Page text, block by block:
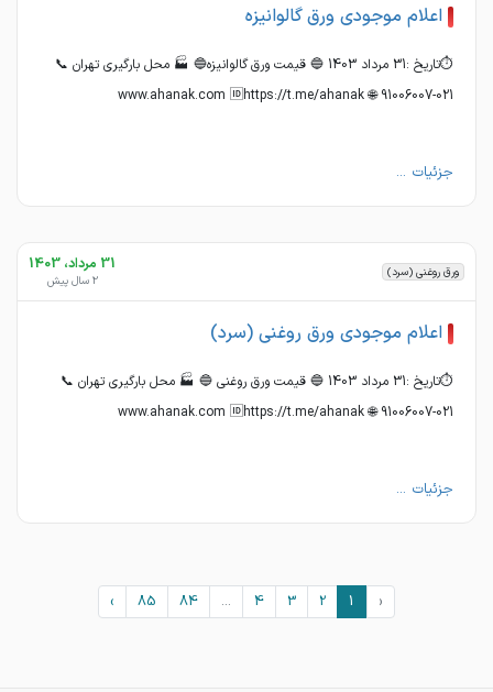
اعلام موجودی ورق گالوانیزه
⏱تاریخ :31 مرداد 1403 🔵 قیمت ورق گالوانیزه🔵 🏭 محل بارگیری تهران 📞
021-91006007 🌐 www.ahanak.com 🆔https://t.me/ahanak
جزئیات ...
ورق روغنی (سرد) 31 مرداد، 1403
2 سال پیش
اعلام موجودی ورق روغنی (سرد)
⏱تاریخ :31 مرداد 1403 🔵 قیمت ورق روغنی 🔵 🏭 محل بارگیری تهران 📞
021-91006007 🌐 www.ahanak.com 🆔https://t.me/ahanak
جزئیات ...
‹
1
2
3
4
...
84
85
›